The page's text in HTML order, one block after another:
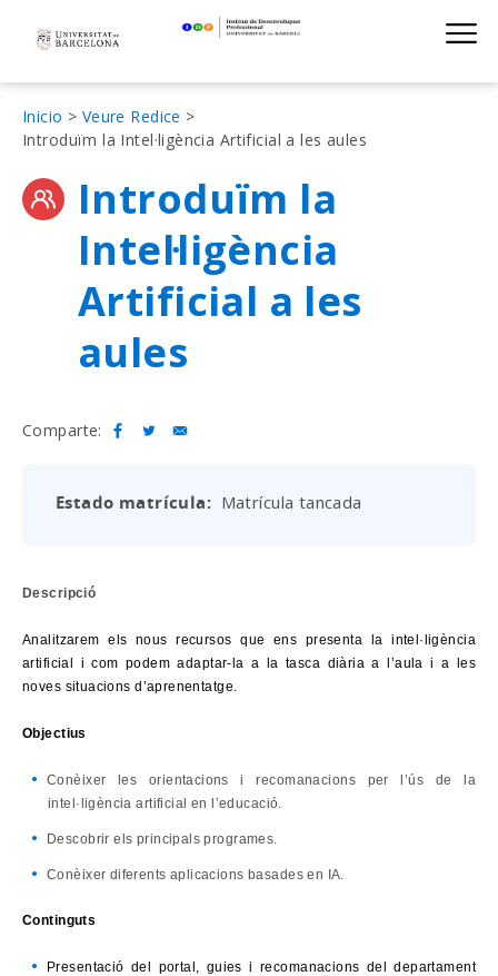
navigation
Institut de
Sobrescribir
enlaces
de
ayuda
navegación
Inicio
Veure Redice
Introduïm la Intel·ligència Artificial a les aules
Introduïm la
Intel·ligència
Artificial a les
aules
Comparte:
Estado matrícula Matrícula tancada
Descripció
Analitzarem els nous recursos que ens presenta la intel·ligència
artificial i com podem adaptar-la a la tasca diària a l’aula i a les
noves situacions d’aprenentatge.
Objectius
Conèixer les orientacions i recomanacions per l’ús de la
intel·ligència artificial en l’educació.
Descobrir els principals programes.
Conèixer diferents aplicacions basades en IA.
Continguts
Presentació del portal, guies i recomanacions del departament